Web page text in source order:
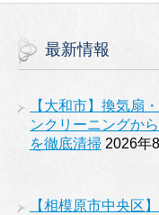
最新情報
【大和市】換気扇
ンクリーニングか
を徹底清掃 2026年
【相模原市中央区